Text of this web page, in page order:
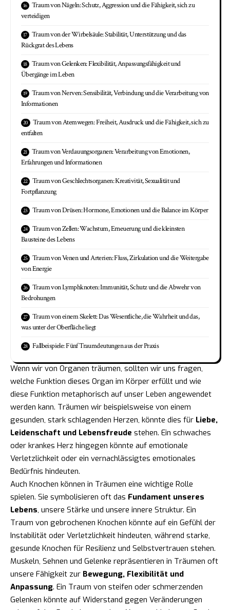
Traum von Nägeln: Schutz, Aggression und die Fähigkeit, sich zu
verteidigen
Traum von der Wirbelsäule: Stabilität, Unterstützung und das
Rückgrat des Lebens
Traum von Gelenken: Flexibilität, Anpassungsfähigkeit und
Übergänge im Leben
Traum von Nerven: Sensibilität, Verbindung und die Verarbeitung von
Informationen
Traum von Atemwegen: Freiheit, Ausdruck und die Fähigkeit, sich zu
entfalten
Traum von Verdauungsorganen: Verarbeitung von Emotionen,
Erfahrungen und Informationen
Traum von Geschlechtsorganen: Kreativität, Sexualität und
Fortpflanzung
Traum von Drüsen: Hormone, Emotionen und die Balance im Körper
Traum von Zellen: Wachstum, Erneuerung und die kleinsten
Bausteine des Lebens
Traum von Venen und Arterien: Fluss, Zirkulation und die Weitergabe
von Energie
Traum von Lymphknoten: Immunität, Schutz und die Abwehr von
Bedrohungen
Traum von einem Skelett: Das Wesentliche, die Wahrheit und das,
was unter der Oberfläche liegt
Fallbeispiele: Fünf Traumdeutungen aus der Praxis
Wenn wir von Organen träumen, sollten wir uns fragen,
welche Funktion dieses Organ im Körper erfüllt und wie
diese Funktion metaphorisch auf unser Leben angewendet
werden kann. Träumen wir beispielsweise von einem
gesunden, stark schlagenden Herzen, könnte dies für Liebe,
Leidenschaft und Lebensfreude stehen. Ein schwaches
oder krankes Herz hingegen könnte auf emotionale
Verletzlichkeit oder ein vernachlässigtes emotionales
Bedürfnis hindeuten.
Auch Knochen können in Träumen eine wichtige Rolle
spielen. Sie symbolisieren oft das Fundament unseres
Lebens, unsere Stärke und unsere innere Struktur. Ein
Traum von gebrochenen Knochen könnte auf ein Gefühl der
Instabilität oder Verletzlichkeit hindeuten, während starke,
gesunde Knochen für Resilienz und Selbstvertrauen stehen.
Muskeln, Sehnen und Gelenke repräsentieren in Träumen oft
unsere Fähigkeit zur Bewegung, Flexibilität und
Anpassung. Ein Traum von steifen oder schmerzenden
Gelenken könnte auf Widerstand gegen Veränderungen